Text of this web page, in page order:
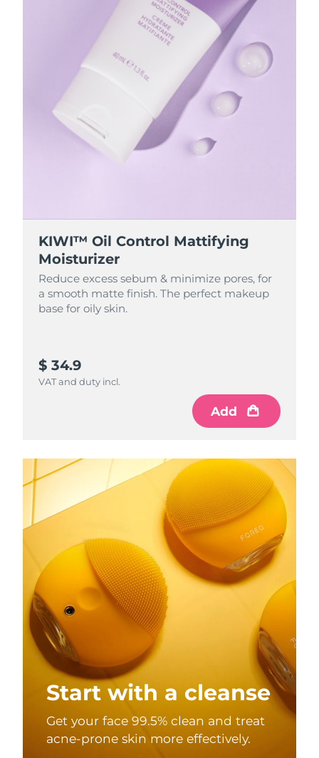
KIWI™ Oil Control Mattifying
Moisturizer
Reduce excess sebum & minimize pores, for
a smooth matte finish. The perfect makeup
base for oily skin.
$ 34.9
VAT and duty incl.
Add
Start with a cleanse
Get your face 99.5% clean and treat
acne-prone skin more effectively.